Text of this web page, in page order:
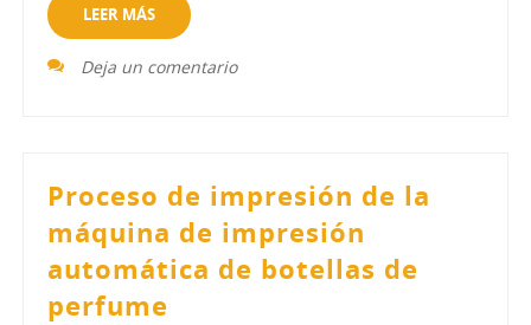
LEER MÁS
Deja un comentario
Proceso de impresión de la
máquina de impresión
automática de botellas de
perfume